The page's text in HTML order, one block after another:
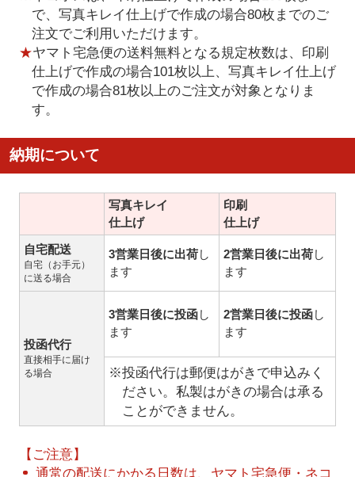
で、写真キレイ仕上げで作成の場合80枚までのご
注文でご利用いただけます。
★ヤマト宅急便の送料無料となる規定枚数は、印刷
仕上げで作成の場合101枚以上、写真キレイ仕上げ
で作成の場合81枚以上のご注文が対象となりま
す。
納期について
写真キレイ
仕上げ
印刷
仕上げ
自宅配送
自宅（お手元）
に送る場合
3営業日後に出荷し
ます
2営業日後に出荷し
ます
投函代行
直接相手に届け
る場合
3営業日後に投函し
ます
2営業日後に投函し
ます
※投函代行は郵便はがきで申込みく
ださい。私製はがきの場合は承る
ことができません。
【ご注意】
通常の配送にかかる日数は、ヤマト宅急便・ネコ